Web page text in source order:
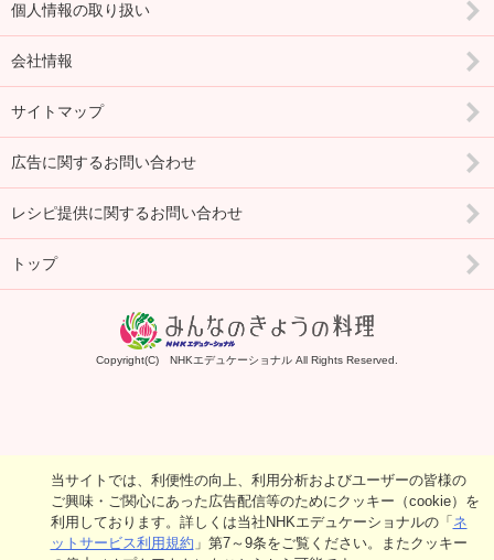
個人情報の取り扱い
会社情報
サイトマップ
広告に関するお問い合わせ
レシピ提供に関するお問い合わせ
トップ
Copyright(C) NHKエデュケーショナル All Rights Reserved.
当サイトでは、利便性の向上、利用分析およびユーザーの皆様の
ご興味・ご関心にあった広告配信等のためにクッキー（cookie）を
利用しております。詳しくは当社NHKエデュケーショナルの「ネ
ットサービス利用規約 」第7～9条をご覧ください。またクッキー